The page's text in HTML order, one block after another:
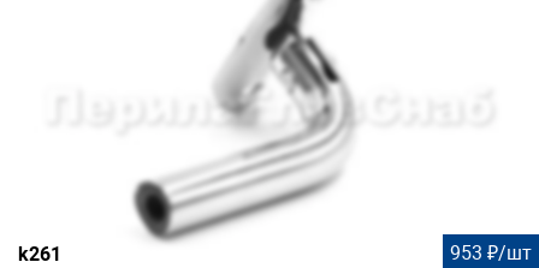
k261 953 ₽/шт